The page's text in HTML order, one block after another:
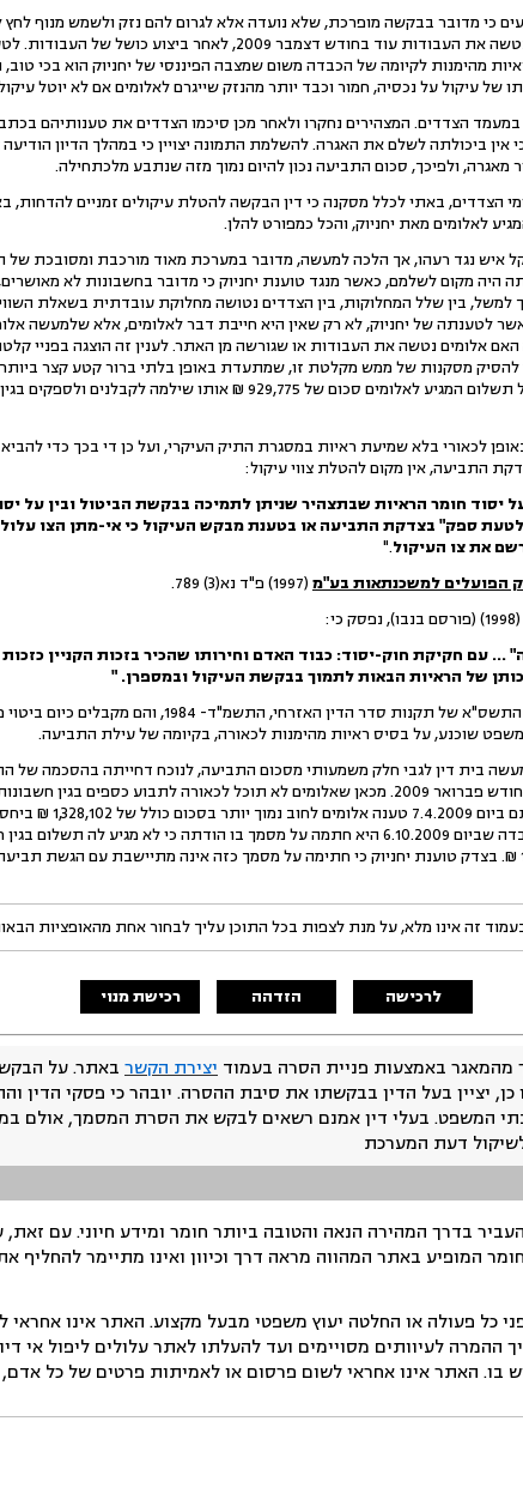
כי מדובר בבקשה מופרכת, שלא נועדה אלא לגרום להם נזק ולשמש מנוף
לאלומים. לדידם של הנתבעים, אלומים נטשה את העבודות עוד בחודש דצמבר
מהימנות לקיומה של הכבדה משום שמצבה הפיננסי של יחניוק הוא בכי
של עיקול על נכסיה, חמור וכבד יותר מהנזק שייגרם לאלומים אם לא יוטל
הצדדים. המצהירים נחקרו ולאחר מכן סיכמו הצדדים את טענותיהם
ביכולתה לשלם את האגרה. להשלמת התמונה יצויין כי במהלך הדיון
ולפיכך, סכום התביעה נכון להיום נמוך מזה שנתבע מלכתחילה.
הצדדים, באתי לכלל מסקנה כי דין הבקשה להטלת עיקולים זמניים להדחות,
לאלומים מאת יחניוק, והכל כמפורט להלן.
איש נגד רעהו, אך הלכה למעשה, מדובר במערכת מאוד מורכבת ומסובכת
היה מקום לשלמם, כאשר מנגד טוענת יחניוק כי מדובר בחשבונות לא
בסכום של כ- 433,000 ש"ח. כך למשל, בין שלל המחלוקות, בין הצדדים נטושה מחלוקת עובדתית
לטענתה של יחניוק, לא רק שאין היא חייבת דבר לאלומים, אלא שלמעשה
האם אלומים נטשה את העבודות או שגורשה מן האתר. לענין זה הוצגה בפניי
להסיק מסקנות של ממש מקלטת זו, שמתעדת באופן בלתי ברור קטע קצר
יחניוק גם טוענת כי היא זכאית לקזז מכל תשלום המגיע לאלומים סכום של
לכאורי בלא שמיעת ראיות במסגרת התיק העיקרי, ועל כן די בכך כדי
התביעה, אין מקום להטלת צווי עיקול:
יסוד חומר הראיות שבתצהיר שניתן לתמיכה בבקשת הביטול ובין על
ספק" בצדקת התביעה או בטענת מבקש העיקול כי אי-מתן הצו
את צו העיקול."
הפועלים למשכנתאות בע"מ (1997) פ"ד נא(3) 789.
(1998) (פורסם בנבו), נפסק כי:
... עם חקיקת חוק-יסוד: כבוד האדם וחירותו שהכיר בזכות הקניין
של הראיות הבאות לתמוך בבקשת העיקול ובמספרן. "
שוכנע, על בסיס ראיות מהימנות לכאורה, בקיומה של עילת התביעה.
מעשה בית דין לגבי חלק משמעותי מסכום התביעה, לנוכח דחייתה בהסכמה של
התחשבנות מיום תחילת הפרוייקט ועד חודש פברואר 2009. מכאן שאלומים לא תוכל לכאורה
הראשונה; כמו כן, בכתב
הדין היא מבקשת מקדמה בסך 100,000 ₪. בצדק טוענת יחניוק כי חתימה על מסמך כזה אינה מתיישבת
זה אינו מלא, על מנת לצפות בכל התוכן עליך לבחור אחת מהאופציות
לרכישה הזדהה רכישת מנוי
באמצעות פניית הסרה בעמוד יצירת הקשר באתר. על
יציין בעל הדין בבקשתו את סיבת ההסרה. יובהר כי פסקי הדין
המשפט. בעלי דין אמנם רשאים לבקש את הסרת המסמך, אולם
דעת המערכת
בדרך המהירה הנאה והטובה ביותר חומר ומידע חיוני. עם
המופיע באתר המהווה מראה דרך וכיוון ואינו מתיימר להחליף
כל פעולה או החלטה יעוץ משפטי מבעל מקצוע. האתר אינו אחראי
לעיוותים מסויימים ועד להעלתו לאתר עלולים ליפול אי
האתר אינו אחראי לשום פרסום או לאמיתות פרטים של כל אדם,